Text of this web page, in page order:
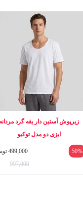
زیرپوش آستین دار یقه گرد مردانه
ایزی دو مدل توکیو
50%
499,000
997,000